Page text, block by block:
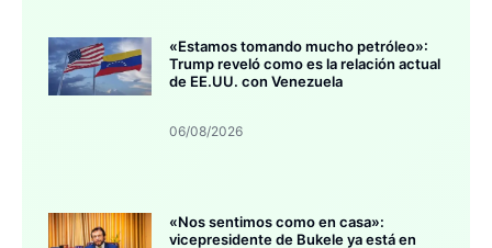
«Estamos tomando mucho petróleo»:
Trump reveló como es la relación actual
de EE.UU. con Venezuela
06/08/2026
«Nos sentimos como en casa»:
vicepresidente de Bukele ya está en